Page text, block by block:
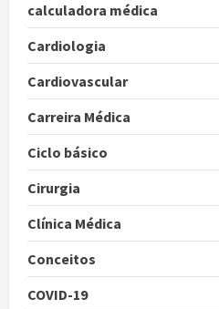
calculadora médica
Cardiologia
Cardiovascular
Carreira Médica
Ciclo básico
Cirurgia
Clínica Médica
Conceitos
COVID-19